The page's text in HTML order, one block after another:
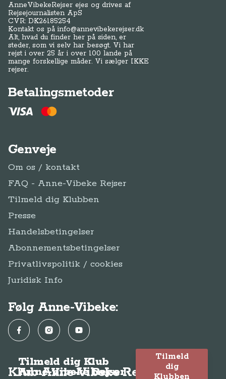
AnneVibekeRejser ejes og drives af
Rejsejournalisten ApS
CVR: DK26185254
Kontakt os påinfo@annevibekerejser.dk
Alt, hvad du finder her på siden, er
steder, som vi selv har besøgt. Vi har
rejst i over 25 år i over 100 lande på
mange forskellige måder. Vi sælger IKKE
rejser.
Betalingsmetoder
Genveje
Om os / kontakt
FAQ - Anne-Vibeke Rejser
Tilmeld dig Klubben
Presse
Handelsbetingelser
Abonnementsbetingelser
Privatlivspolitik / cookies
Juridisk Info
Følg Anne-Vibeke:
FacebookInstagramYouTube
Klub Anne-Vibeke Rejser
Tilmeld dig Klub
Anne-Vibeke Rejser
Tilmeld
dig
Klubben